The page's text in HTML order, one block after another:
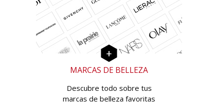
MARCAS DE BELLEZA
Descubre todo sobre tus
marcas de belleza favoritas